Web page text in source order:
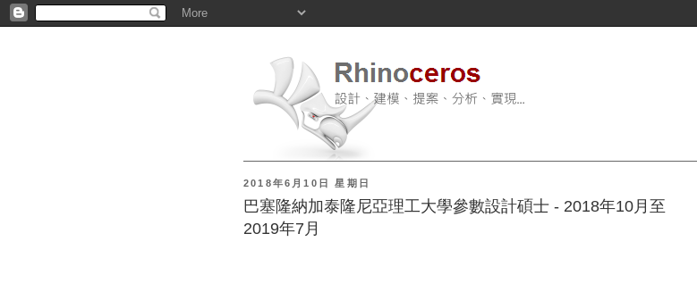
2018年6月10日 星期日
巴塞隆納加泰隆尼亞理工大學參數設計碩士 - 2018年10月至
2019年7月